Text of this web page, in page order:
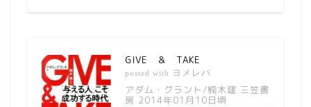
GIVE ＆ TAKE
posted with ヨメレバ
アダム・グラント/楠木建 三笠書
房 2014年01月10日頃